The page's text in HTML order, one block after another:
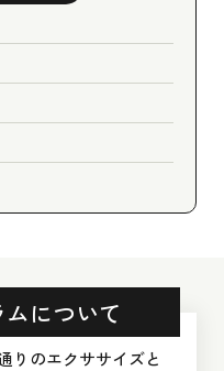
について
りのエクササイズと